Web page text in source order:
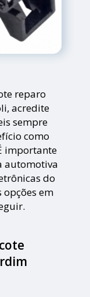
reparo
acredite
sempre
como
importante
automotiva
do
em